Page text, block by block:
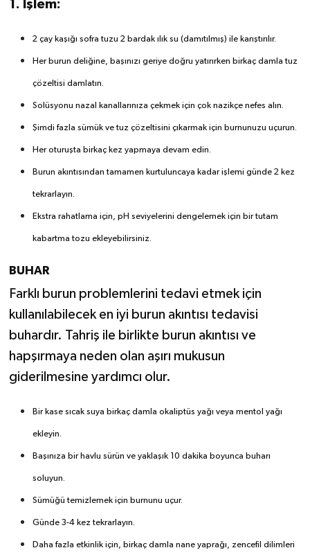
1. İşlem:
2 çay kaşığı sofra tuzu 2 bardak ılık su (damıtılmış) ile karıştırılır.
Her burun deliğine, başınızı geriye doğru yatırırken birkaç damla tuz
çözeltisi damlatın.
Solüsyonu nazal kanallarınıza çekmek için çok nazikçe nefes alın.
Şimdi fazla sümük ve tuz çözeltisini çıkarmak için burnunuzu uçurun.
Her oturuşta birkaç kez yapmaya devam edin.
Burun akıntısından tamamen kurtuluncaya kadar işlemi günde 2 kez
tekrarlayın.
Ekstra rahatlama için, pH seviyelerini dengelemek için bir tutam
kabartma tozu ekleyebilirsiniz.
BUHAR
Farklı burun problemlerini tedavi etmek için
kullanılabilecek en iyi burun akıntısı tedavisi
buhardır. Tahriş ile birlikte burun akıntısı ve
hapşırmaya neden olan aşırı mukusun
giderilmesine yardımcı olur.
Bir kase sıcak suya birkaç damla okaliptüs yağı veya mentol yağı
ekleyin.
Başınıza bir havlu sürün ve yaklaşık 10 dakika boyunca buharı
soluyun.
Sümüğü temizlemek için burnunu uçur.
Günde 3-4 kez tekrarlayın.
Daha fazla etkinlik için, birkaç damla nane yaprağı, zencefil dilimleri